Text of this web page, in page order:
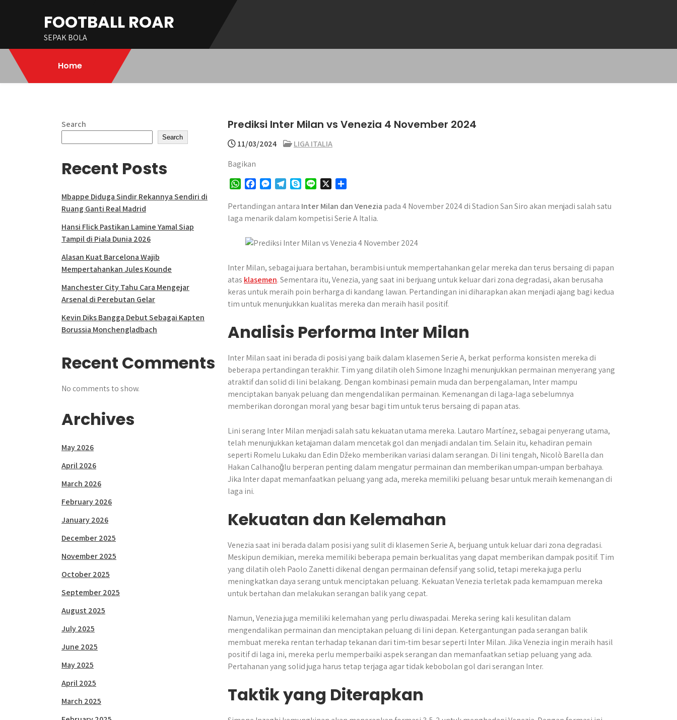
FOOTBALL ROAR
SEPAK BOLA
Home
Prediksi Inter Milan vs Venezia 4 November 2024
11/03/2024
LIGA ITALIA
Bagikan
W
a
t
c
e
o
s
s
n
r
l
e
y
p
n
e
a
r
Pertandingan antara Inter Milan dan Venezia pada 4 November 2024 di Stadion San Siro akan menjadi salah satu
laga menarik dalam kompetisi Serie A Italia.
Inter Milan, sebagai juara bertahan, berambisi untuk mempertahankan gelar mereka dan terus bersaing di papan
atas klasemen. Sementara itu, Venezia, yang saat ini berjuang untuk keluar dari zona degradasi, akan berusaha
keras untuk meraih poin berharga di kandang lawan. Pertandingan ini diharapkan akan menjadi ajang bagi kedua
tim untuk menunjukkan kualitas mereka dan meraih hasil positif.
Analisis Performa Inter Milan
Inter Milan saat ini berada di posisi yang baik dalam klasemen Serie A, berkat performa konsisten mereka di
beberapa pertandingan terakhir. Tim yang dilatih oleh Simone Inzaghi menunjukkan permainan menyerang yang
atraktif dan solid di lini belakang. Dengan kombinasi pemain muda dan berpengalaman, Inter mampu
menciptakan banyak peluang dan mengendalikan permainan. Kemenangan di laga-laga sebelumnya
memberikan dorongan moral yang besar bagi tim untuk terus bersaing di papan atas.
Lini serang Inter Milan menjadi salah satu kekuatan utama mereka. Lautaro Martínez, sebagai penyerang utama,
telah menunjukkan ketajaman dalam mencetak gol dan menjadi andalan tim. Selain itu, kehadiran pemain
seperti Romelu Lukaku dan Edin Džeko memberikan variasi dalam serangan. Di lini tengah, Nicolò Barella dan
Hakan Çalhanoğlu berperan penting dalam mengatur permainan dan memberikan umpan-umpan berbahaya.
Jika Inter dapat memanfaatkan peluang yang ada, mereka memiliki peluang besar untuk meraih kemenangan di
laga ini.
Kekuatan dan Kelemahan
Venezia saat ini berada dalam posisi yang sulit di klasemen Serie A, berjuang untuk keluar dari zona degradasi.
Meskipun demikian, mereka memiliki beberapa pemain berkualitas yang dapat memberikan dampak positif. Tim
yang dilatih oleh Paolo Zanetti dikenal dengan permainan defensif yang solid, tetapi mereka juga perlu
meningkatkan daya serang untuk menciptakan peluang. Kekuatan Venezia terletak pada kemampuan mereka
untuk bertahan dan melakukan serangan balik yang cepat.
Namun, Venezia juga memiliki kelemahan yang perlu diwaspadai. Mereka sering kali kesulitan dalam
mengendalikan permainan dan menciptakan peluang di lini depan. Ketergantungan pada serangan balik
membuat mereka rentan terhadap tekanan dari tim-tim besar seperti Inter Milan. Jika Venezia ingin meraih hasil
positif di laga ini, mereka perlu memperbaiki aspek serangan dan memanfaatkan setiap peluang yang ada.
Pertahanan yang solid juga harus tetap terjaga agar tidak kebobolan gol dari serangan Inter.
Taktik yang Diterapkan
Search
Search
Recent Posts
Mbappe Diduga Sindir Rekannya Sendiri di
Ruang Ganti Real Madrid
Hansi Flick Pastikan Lamine Yamal Siap
Tampil di Piala Dunia 2026
Alasan Kuat Barcelona Wajib
Mempertahankan Jules Kounde
Manchester City Tahu Cara Mengejar
Arsenal di Perebutan Gelar
Kevin Diks Bangga Debut Sebagai Kapten
Borussia Monchengladbach
Recent Comments
No comments to show.
Archives
May 2026
April 2026
March 2026
February 2026
January 2026
December 2025
November 2025
October 2025
September 2025
August 2025
July 2025
June 2025
May 2025
April 2025
March 2025